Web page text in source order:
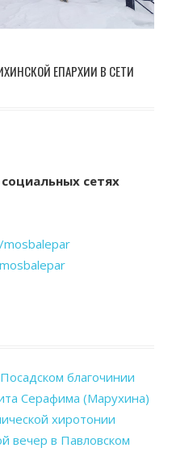
ЕПАРХИИ В СЕТИ
сетях
благочинии
Серафима (Марухина)
хиротонии
вечер в Павловском